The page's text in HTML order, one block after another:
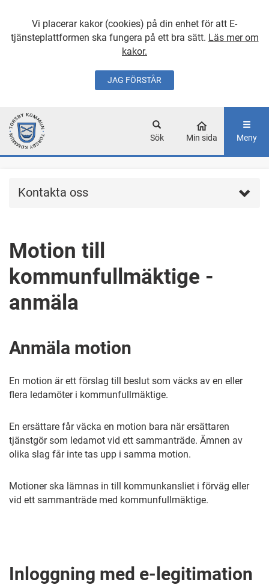
Vi placerar kakor (cookies) på din enhet för att E-
tjänsteplattformen ska fungera på ett bra sätt. Läs mer om
kakor.
JAG FÖRSTÅR
GÅ DIREKT TILL
Sök Min sida Meny
Kontakta oss
Motion till
kommunfullmäktige -
anmäla
Anmäla motion
En motion är ett förslag till beslut som väcks av en eller
flera ledamöter i kommunfullmäktige.
En ersättare får väcka en motion bara när ersättaren
tjänstgör som ledamot vid ett sammanträde. Ämnen av
olika slag får inte tas upp i samma motion.
Motioner ska lämnas in till kommunkansliet i förväg eller
vid ett sammanträde med kommunfullmäktige.
Inloggning med e-legitimation